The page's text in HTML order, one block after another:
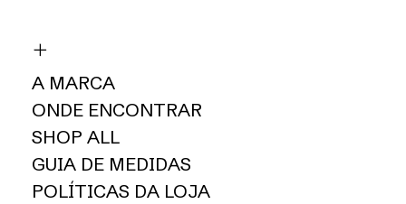
A MARCA
ONDE ENCONTRAR
SHOP ALL
GUIA DE MEDIDAS
POLÍTICAS DA LOJA